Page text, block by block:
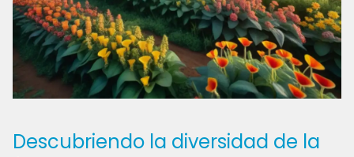
Descubriendo la diversidad de la